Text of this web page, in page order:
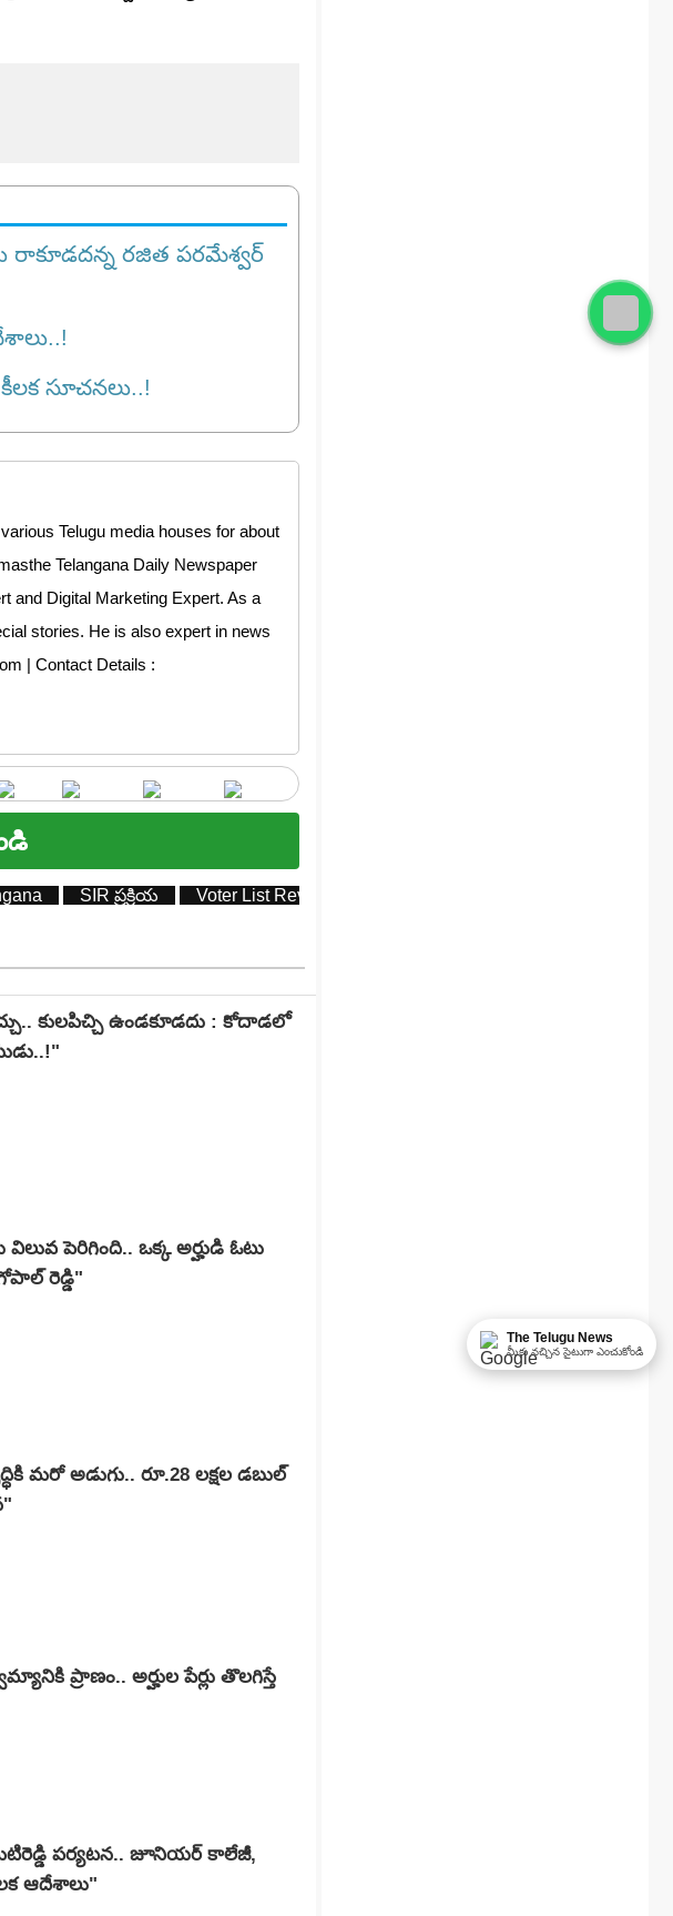
రాకూడదన్న రజిత పరమేశ్వర్
సూచనలు..!
Telugu media houses for about
Telangana Daily Newspaper
and Digital Marketing Expert. As a
stories. He is also expert in news
| Contact Details :
SIR ప్రక్రియ Voter List Revision
కులపిచ్చి ఉండకూడదు : కోదాడలో
పెరిగింది.. ఒక్క అర్హుడి ఓటు
రెడ్డి"
మరో అడుగు.. రూ.28 లక్షల డబుల్
ప్రాణం.. అర్హుల పేర్లు తొలగిస్తే
పర్యటన.. జూనియర్ కాలేజీ,
ఆదేశాలు"
The Telugu News
మీకు నచ్చిన సైటుగా ఎంచుకోండి